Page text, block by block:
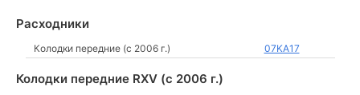
Расходники
Колодки передние (c 2006 г.) 07KA17
Колодки передние RXV (c 2006 г.)